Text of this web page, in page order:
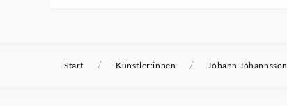
Start / Künstler:innen / Jóhann Jóhannsson